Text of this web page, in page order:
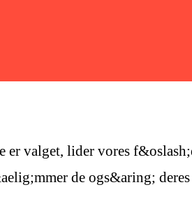
er valget, lider vores
de ogs&aring;